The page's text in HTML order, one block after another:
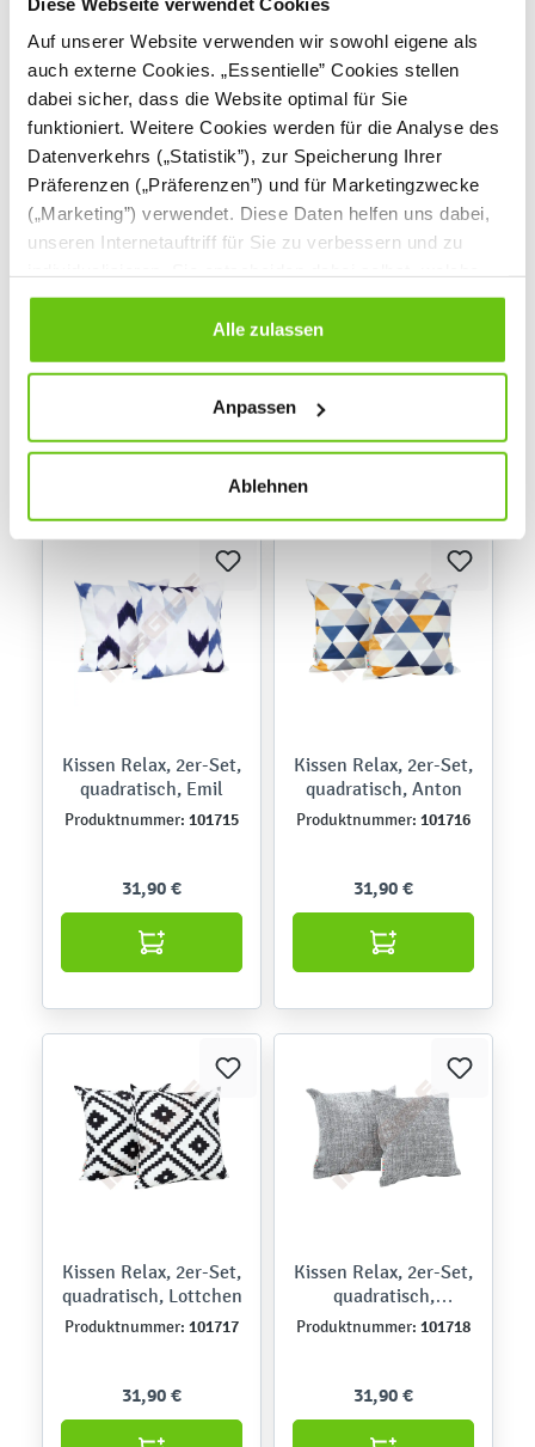
Auf unserer Website verwenden wir sowohl eigene als
auch externe Cookies. „Essentielle” Cookies stellen
dabei sicher, dass die Website optimal für Sie
funktioniert. Weitere Cookies werden für die Analyse des
Datenverkehrs („Statistik”), zur Speicherung Ihrer
Präferenzen („Präferenzen”) und für Marketingzwecke
(„Marketing”) verwendet. Diese Daten helfen uns dabei,
unseren Internetauftriff für Sie zu verbessern und zu
Cookies Sie erlauben. Verweigern Sie Ihre Zustimmung,
wählen Sie „Alle ablehnen” – in diesem Fall werden nur
Daten verarbeitet, die für den Besuch unserer Website
jederzeit ändern, indem Sie auf die Schaltfläche unten
links klicken. Weitere Informationen zur Datennutzung
Alle zulassen
Anpassen
Ablehnen
quadratisch, blau
31,90 €
quadratisch, Konrad
31,90 €
Kissen Relax, 2er-Set,
quadratisch, Emil
Produktnummer: 101715
31,90 €
Kissen Relax, 2er-Set,
quadratisch, Anton
Produktnummer: 101716
31,90 €
Kissen Relax, 2er-Set,
quadratisch, Lottchen
Produktnummer: 101717
31,90 €
Kissen Relax, 2er-Set,
quadratisch,
graumeliert
Produktnummer: 101718
31,90 €